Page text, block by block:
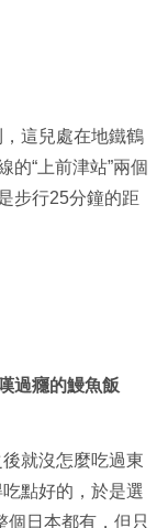
這兒處在地鐵鶴
的“上前津站”兩個
步行25分鐘的距
過癮的鰻魚飯
就沒怎麼吃過東
點好的，於是選
個日本都有，但只